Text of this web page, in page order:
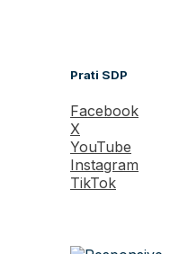
Prati SDP
Facebook
X
YouTube
Instagram
TikTok